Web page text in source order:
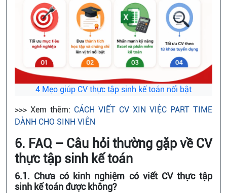
4 Mẹo giúp CV thực tập sinh kế toán nổi bật
>>> Xem thêm: CÁCH VIẾT CV XIN VIỆC PART TIME
DÀNH CHO SINH VIÊN
6. FAQ – Câu hỏi thường gặp về CV
thực tập sinh kế toán
6.1. Chưa có kinh nghiệm có viết CV thực tập
sinh kế toán được không?